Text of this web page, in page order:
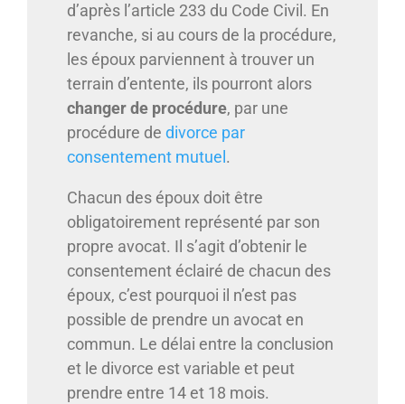
d’après l’article 233 du Code Civil. En
revanche, si au cours de la procédure,
les époux parviennent à trouver un
terrain d’entente, ils pourront alors
changer de procédure, par une
procédure de divorce par
consentement mutuel .
Chacun des époux doit être
obligatoirement représenté par son
propre avocat. Il s’agit d’obtenir le
consentement éclairé de chacun des
époux, c’est pourquoi il n’est pas
possible de prendre un avocat en
commun. Le délai entre la conclusion
et le divorce est variable et peut
prendre entre 14 et 18 mois.